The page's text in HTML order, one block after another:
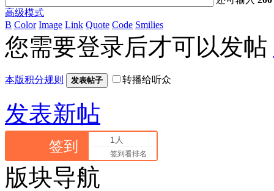
高级模式
B Color Image Link Quote Code Smilies
您需要登录后才可以发帖
本版积分规则 发表帖子 转播给听众
发表新帖
签到 1人
签到看排名
版块导航